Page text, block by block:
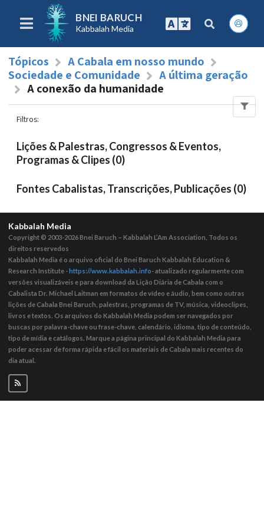
BNEI BARUCH
Kabbalah Media
Tópicos
A Cabala em nosso mundo
Sociedade e Comunidade
A última geração
A conexão da humanidade
Filtros:
Lições & Palestras, Congressos & Eventos,
Programas & Clipes (0)
Fontes Cabalistas, Transcrições, Publicações (0)
Kabbalah Media
Copyright © 2003-2026Bnei Baruch – Kabbalah L’Am Association, Todos os
direitos reservedos
Kabbalah Media é o arquivo oficial do Bnei Baruch Kabbalah Education &
Research Institute -https://www.kabbalah.info- atualizado regularmente com
versões visualizáveis ​​e para download da Lição Diária de Cabala com o
Cabalista Dr. Michael Laitman em formatos de vídeo e áudio, bem como outras
lições de Cabala Bnei Baruch, palestras, programas de TV, música, videoclipes,
livros e textos. Os arquivos do Kabbalah Media podem ser navegados por
buscas por palavra-chave ou frase-chave, calendário, idioma, tipo de conteúdo,
tipo de mídia e catálogos. Marque a página principal do Kabbalah Media para
poder acessar de forma rápida e fácil os materiais de Cabala mais recentes do
dia atual.